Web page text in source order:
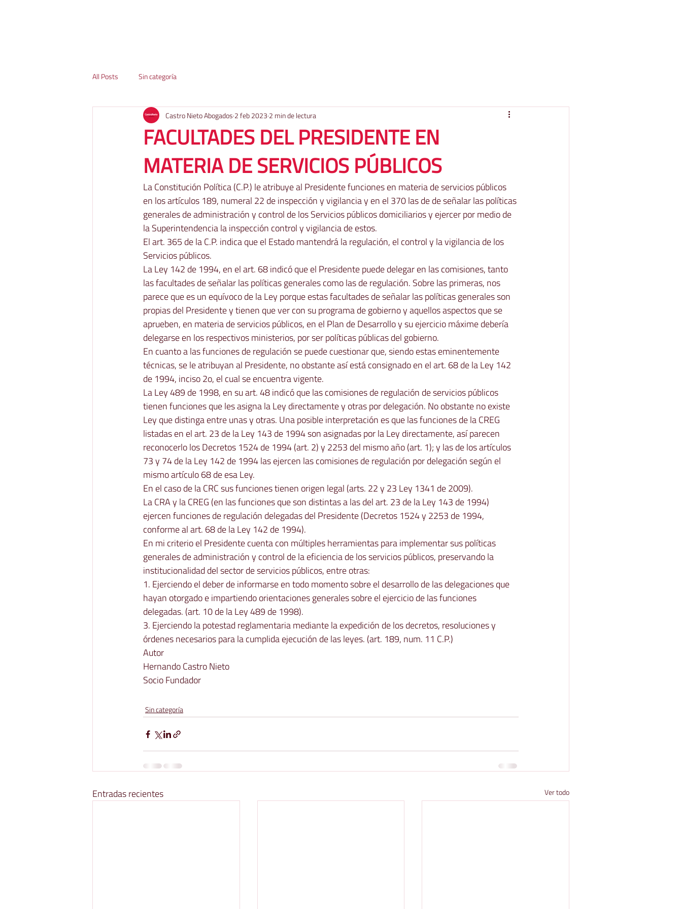
All Posts Sin categoría
FACULTADES DEL PRESIDENTE EN
MATERIA DE SERVICIOS PÚBLICOS
Castro Nieto Abogados 2 feb 2023 2 min de lectura
La Constitución Política (C.P.) le atribuye al Presidente funciones en materia de servicios públicos
en los artículos 189, numeral 22 de inspección y vigilancia y en el 370 las de de señalar las políticas
generales de administración y control de los Servicios públicos domiciliarios y ejercer por medio de
la Superintendencia la inspección control y vigilancia de estos.
El art. 365 de la C.P. indica que el Estado mantendrá la regulación, el control y la vigilancia de los
Servicios públicos.
La Ley 142 de 1994, en el art. 68 indicó que el Presidente puede delegar en las comisiones, tanto
las facultades de señalar las políticas generales como las de regulación. Sobre las primeras, nos
parece que es un equívoco de la Ley porque estas facultades de señalar las políticas generales son
propias del Presidente y tienen que ver con su programa de gobierno y aquellos aspectos que se
aprueben, en materia de servicios públicos, en el Plan de Desarrollo y su ejercicio máxime debería
delegarse en los respectivos ministerios, por ser políticas públicas del gobierno.
En cuanto a las funciones de regulación se puede cuestionar que, siendo estas eminentemente
técnicas, se le atribuyan al Presidente, no obstante así está consignado en el art. 68 de la Ley 142
de 1994, inciso 2o, el cual se encuentra vigente.
La Ley 489 de 1998, en su art. 48 indicó que las comisiones de regulación de servicios públicos
tienen funciones que les asigna la Ley directamente y otras por delegación. No obstante no existe
Ley que distinga entre unas y otras. Una posible interpretación es que las funciones de la CREG
listadas en el art. 23 de la Ley 143 de 1994 son asignadas por la Ley directamente, así parecen
reconocerlo los Decretos 1524 de 1994 (art. 2) y 2253 del mismo año (art. 1); y las de los artículos
73 y 74 de la Ley 142 de 1994 las ejercen las comisiones de regulación por delegación según el
mismo artículo 68 de esa Ley.
En el caso de la CRC sus funciones tienen origen legal (arts. 22 y 23 Ley 1341 de 2009).
La CRA y la CREG (en las funciones que son distintas a las del art. 23 de la Ley 143 de 1994)
ejercen funciones de regulación delegadas del Presidente (Decretos 1524 y 2253 de 1994,
conforme al art. 68 de la Ley 142 de 1994).
En mi criterio el Presidente cuenta con múltiples herramientas para implementar sus políticas
generales de administración y control de la eficiencia de los servicios públicos, preservando la
institucionalidad del sector de servicios públicos, entre otras:
1. Ejerciendo el deber de informarse en todo momento sobre el desarrollo de las delegaciones que
hayan otorgado e impartiendo orientaciones generales sobre el ejercicio de las funciones
delegadas. (art. 10 de la Ley 489 de 1998).
3. Ejerciendo la potestad reglamentaria mediante la expedición de los decretos, resoluciones y
órdenes necesarios para la cumplida ejecución de las leyes. (art. 189, num. 11 C.P.)
Autor
Hernando Castro Nieto
Socio Fundador
Sin categoría
Entradas recientes Ver todo